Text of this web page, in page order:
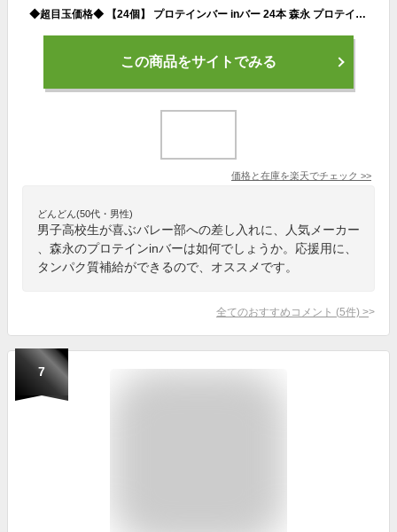
◆超目玉価格◆ 【24個】 プロテインバー inバー 24本 森永 プロテイン 送料無料 インバー 手軽にタンパク補給 プロテイン ウイダー バー たんぱく質 製菓 ベイクドチョコ ベイクドビター ウェハーバニラ ウェハーカフェオレ
この商品をサイトでみる
価格と在庫を楽天でチェック >>
どんどん(50代・男性)
男子高校生が喜ぶバレー部への差し入れに、人気メーカー
、森永のプロテインinバーは如何でしょうか。応援用に、
タンパク質補給ができるので、オススメです。
全てのおすすめコメント (5件) >
7